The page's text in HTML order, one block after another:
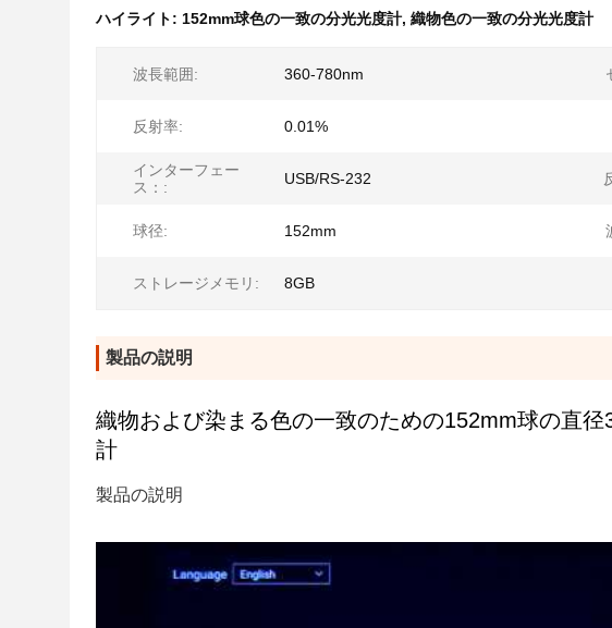
ハイライト: 152mm球色の一致の分光光度計, 織物色の一致の分光光度計
波長範囲: 360-780nm
反射率: 0.01%
インターフェー
ス：:
USB/RS-232
球径: 152mm
ストレージメモリ: 8GB
製品の説明
織物および染まる色の一致のための152mm球の直
計
製品の説明